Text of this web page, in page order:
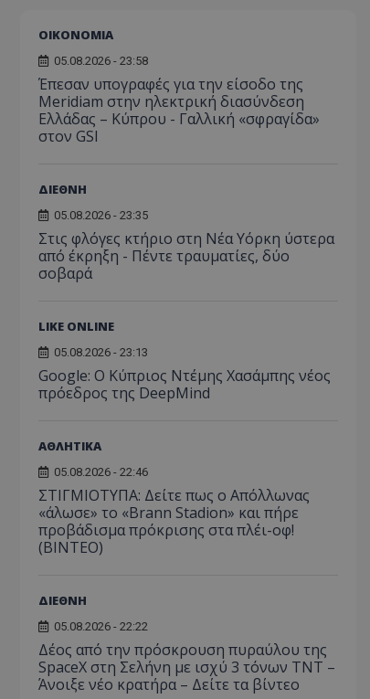
ΟΙΚΟΝΟΜΙΑ
05.08.2026 - 23:58
Έπεσαν υπογραφές για την είσοδο της
Meridiam στην ηλεκτρική διασύνδεση
Ελλάδας – Κύπρου - Γαλλική «σφραγίδα»
στον GSI
ΔΙΕΘΝΗ
05.08.2026 - 23:35
Στις φλόγες κτήριο στη Νέα Υόρκη ύστερα
από έκρηξη - Πέντε τραυματίες, δύο
σοβαρά
LIKE ONLINE
05.08.2026 - 23:13
Google: Ο Κύπριος Ντέμης Χασάμπης νέος
πρόεδρος της DeepMind
ΑΘΛΗΤΙΚΑ
05.08.2026 - 22:46
ΣΤΙΓΜΙΟΤΥΠΑ: Δείτε πως ο Απόλλωνας
«άλωσε» το «Brann Stadion» και πήρε
προβάδισμα πρόκρισης στα πλέι-οφ!
(ΒΙΝΤΕΟ)
ΔΙΕΘΝΗ
05.08.2026 - 22:22
Δέος από την πρόσκρουση πυραύλου της
SpaceX στη Σελήνη με ισχύ 3 τόνων TNT –
Άνοιξε νέο κρατήρα – Δείτε τα βίντεο